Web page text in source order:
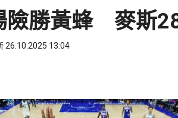
險勝黃蜂 麥斯
26.10.2025 13:04